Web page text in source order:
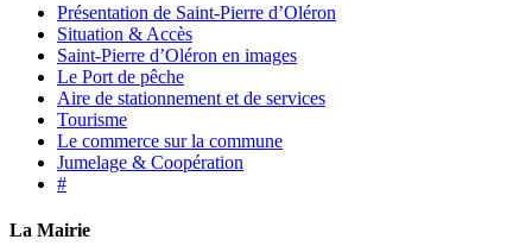
Présentation de Saint-Pierre d’Oléron
Situation & Accès
Saint-Pierre d’Oléron en images
Le Port de pêche
Aire de stationnement et de services
Tourisme
Le commerce sur la commune
Jumelage & Coopération
#
La Mairie